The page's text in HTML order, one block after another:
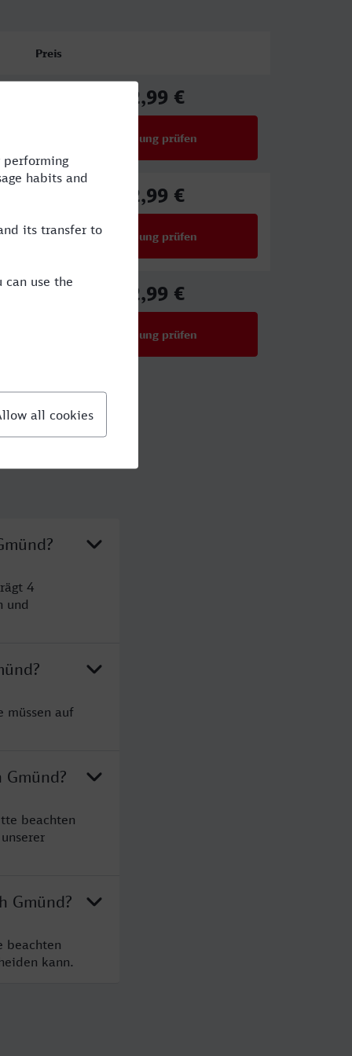
Preis
42,99 €
Verbindung prüfen
42,99 €
Verbindung prüfen
42,99 €
Verbindung prüfen
4
und
müssen auf
beachten
Gmünd?
beachten
kann.